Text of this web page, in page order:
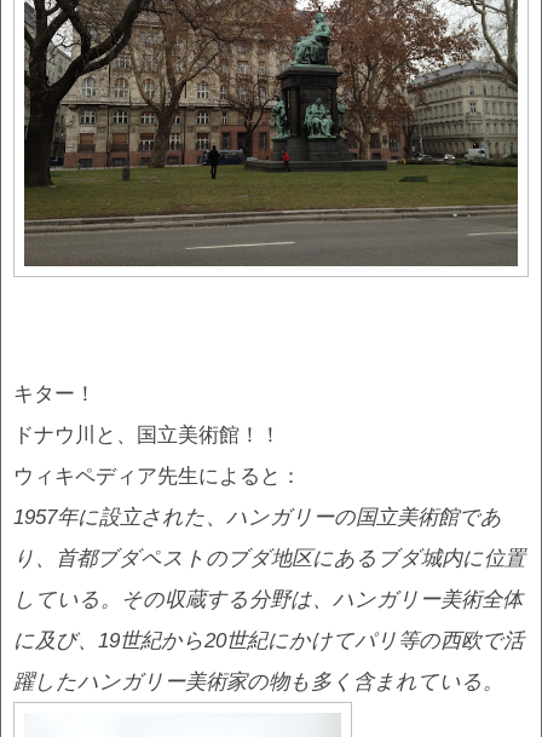
キター！
ドナウ川と、国立美術館！！
ウィキペディア先生によると：
1957年に設立された、ハンガリーの国立美術館であ
り、首都ブダペストのブダ地区にあるブダ城内に位置
している。その収蔵する分野は、ハンガリー美術全体
に及び、19世紀から20世紀にかけてパリ等の西欧で活
躍したハンガリー美術家の物も多く含まれている。